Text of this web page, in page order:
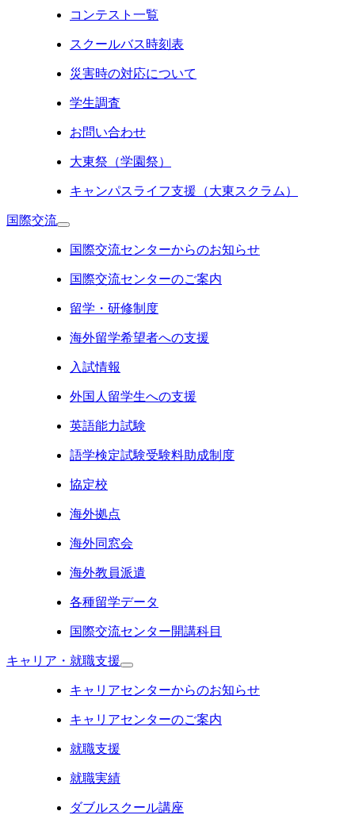
コンテスト一覧
スクールバス時刻表
災害時の対応について
学生調査
お問い合わせ
大東祭（学園祭）
キャンパスライフ支援（大東スクラム）
国際交流
国際交流センターからのお知らせ
国際交流センターのご案内
留学・研修制度
海外留学希望者への支援
入試情報
外国人留学生への支援
英語能力試験
語学検定試験受験料助成制度
協定校
海外拠点
海外同窓会
海外教員派遣
各種留学データ
国際交流センター開講科目
キャリア・就職支援
キャリアセンターからのお知らせ
キャリアセンターのご案内
就職支援
就職実績
ダブルスクール講座